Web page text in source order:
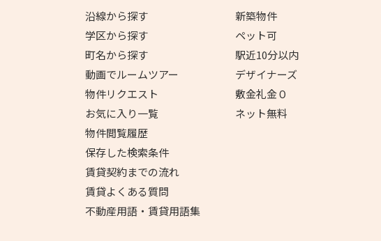
沿線から探す
学区から探す
町名から探す
動画でルームツアー
物件リクエスト
お気に入り一覧
物件閲覧履歴
保存した検索条件
賃貸契約までの流れ
賃貸よくある質問
不動産用語・賃貸用語集
新築物件
ペット可
駅近10分以内
デザイナーズ
敷金礼金０
ネット無料